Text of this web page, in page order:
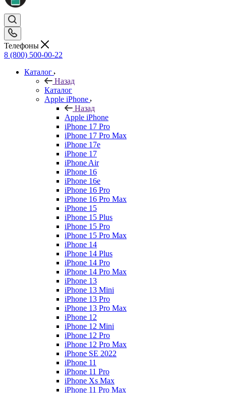
Телефоны
8 (800) 500-00-22
Каталог
Назад
Каталог
Apple iPhone
Назад
Apple iPhone
iPhone 17 Pro
iPhone 17 Pro Max
iPhone 17e
iPhone 17
iPhone Air
iPhone 16
iPhone 16e
iPhone 16 Pro
iPhone 16 Pro Max
iPhone 15
iPhone 15 Plus
iPhone 15 Pro
iPhone 15 Pro Max
iPhone 14
iPhone 14 Plus
iPhone 14 Pro
iPhone 14 Pro Max
iPhone 13
iPhone 13 Mini
iPhone 13 Pro
iPhone 13 Pro Max
iPhone 12
iPhone 12 Mini
iPhone 12 Pro
iPhone 12 Pro Max
iPhone SE 2022
iPhone 11
iPhone 11 Pro
iPhone Xs Max
iPhone 11 Pro Max